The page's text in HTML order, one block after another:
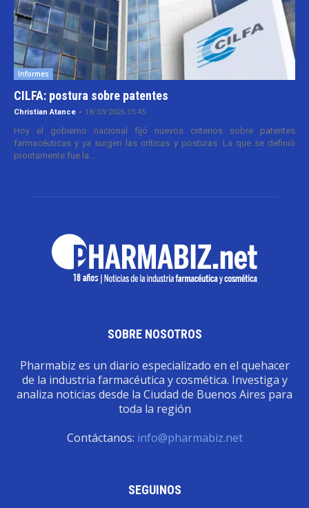
Informes
CILFA: postura sobre patentes
Christian Atance - 18/03/2026 15:45
Hoy el gobierno nacional fijó nuevos criterios sobre patentes
farmacéuticas y ya surgen las críticas y posturas. La que se definió
prontamente fue la...
SOBRE NOSOTROS
Pharmabiz es un diario especializado en el quehacer
de la industria farmacéutica y cosmética. Investiga y
analiza noticias desde la Ciudad de Buenos Aires para
toda la región
Contáctanos: info@pharmabiz.net
SEGUINOS